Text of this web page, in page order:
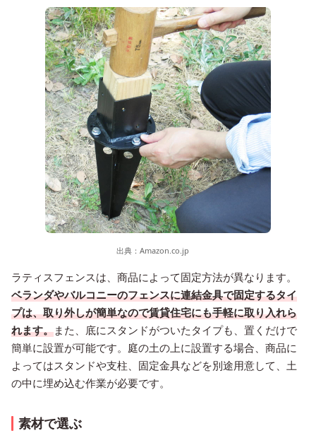
出典： Amazon.co.jp
ラティスフェンスは、商品によって固定方法が異なります。
ベランダやバルコニーのフェンスに連結金具で固定するタイ
プは、取り外しが簡単なので賃貸住宅にも手軽に取り入れら
れます。また、底にスタンドがついたタイプも、置くだけで
簡単に設置が可能です。庭の土の上に設置する場合、商品に
よってはスタンドや支柱、固定金具などを別途用意して、土
の中に埋め込む作業が必要です。
素材で選ぶ